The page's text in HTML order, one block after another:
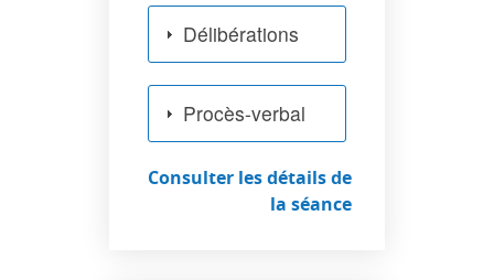
Délibérations
Procès-verbal
Consulter les détails de
la séance